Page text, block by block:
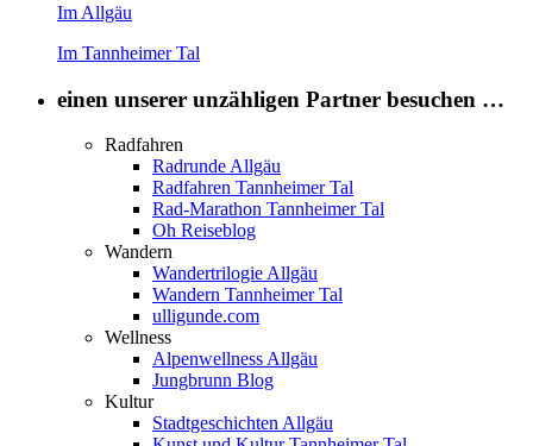
Im Allgäu
Im Tannheimer Tal
einen unserer unzähligen Partner besuchen …
Radfahren
Radrunde Allgäu
Radfahren Tannheimer Tal
Rad-Marathon Tannheimer Tal
Oh Reiseblog
Wandern
Wandertrilogie Allgäu
Wandern Tannheimer Tal
ulligunde.com
Wellness
Alpenwellness Allgäu
Jungbrunn Blog
Kultur
Stadtgeschichten Allgäu